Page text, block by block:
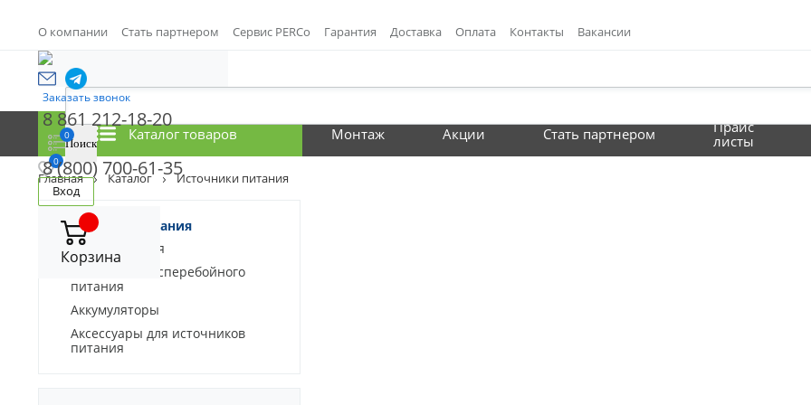
О компании Стать партнером Сервис PERCo Гарантия Доставка Оплата Контакты Вакансии
Заказать звонок
8 861 212-18-20
8 (800) 700-61-35
0
0
Вход
Корзина
Каталог товаров Монтаж Акции Стать партнером
Прайс
листы
Главная Каталог Источники питания
Источники питания
Блоки питания
Источники бесперебойного
питания
Аккумуляторы
Аксессуары для источников
питания